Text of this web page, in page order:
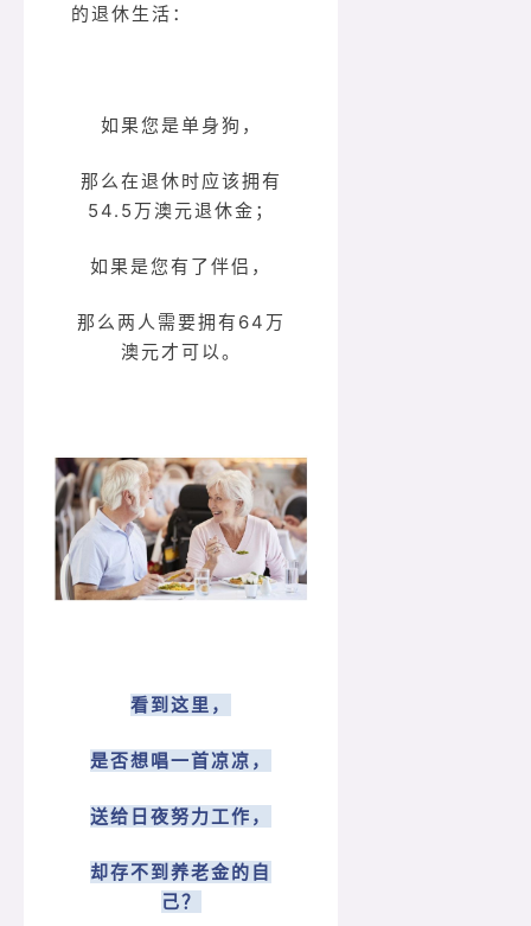
的退休生活：
如果您是单身狗，
那么在退休时应该拥有
54.5万澳元退休金；
如果是您有了伴侣，
那么两人需要拥有64万
澳元才可以。
看到这里，
是否想唱一首凉凉，
送给日夜努力工作，
却存不到养老金的自
己？